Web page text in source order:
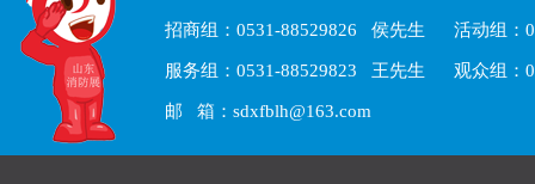
招商组：0531-88529826 侯先生 活动组：
服务组：0531-88529823 王先生 观众组：
邮 箱：sdxfblh@163.com